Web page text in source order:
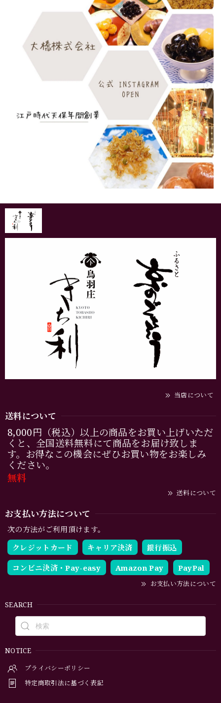
当店について
送料について
8,000円（税込）以上の商品をお買い上げいただ
くと、全国送料無料にて商品をお届け致しま
す。お得なこの機会にぜひお買い物をお楽しみ
ください。
無料
送料について
お支払い方法について
次の方法がご利用頂けます。
クレジットカード
キャリア決済 銀行振込
コンビニ決済・Pay-easy Amazon Pay PayPal
お支払い方法について
SEARCH
NOTICE
プライバシーポリシー
特定商取引法に基づく表記